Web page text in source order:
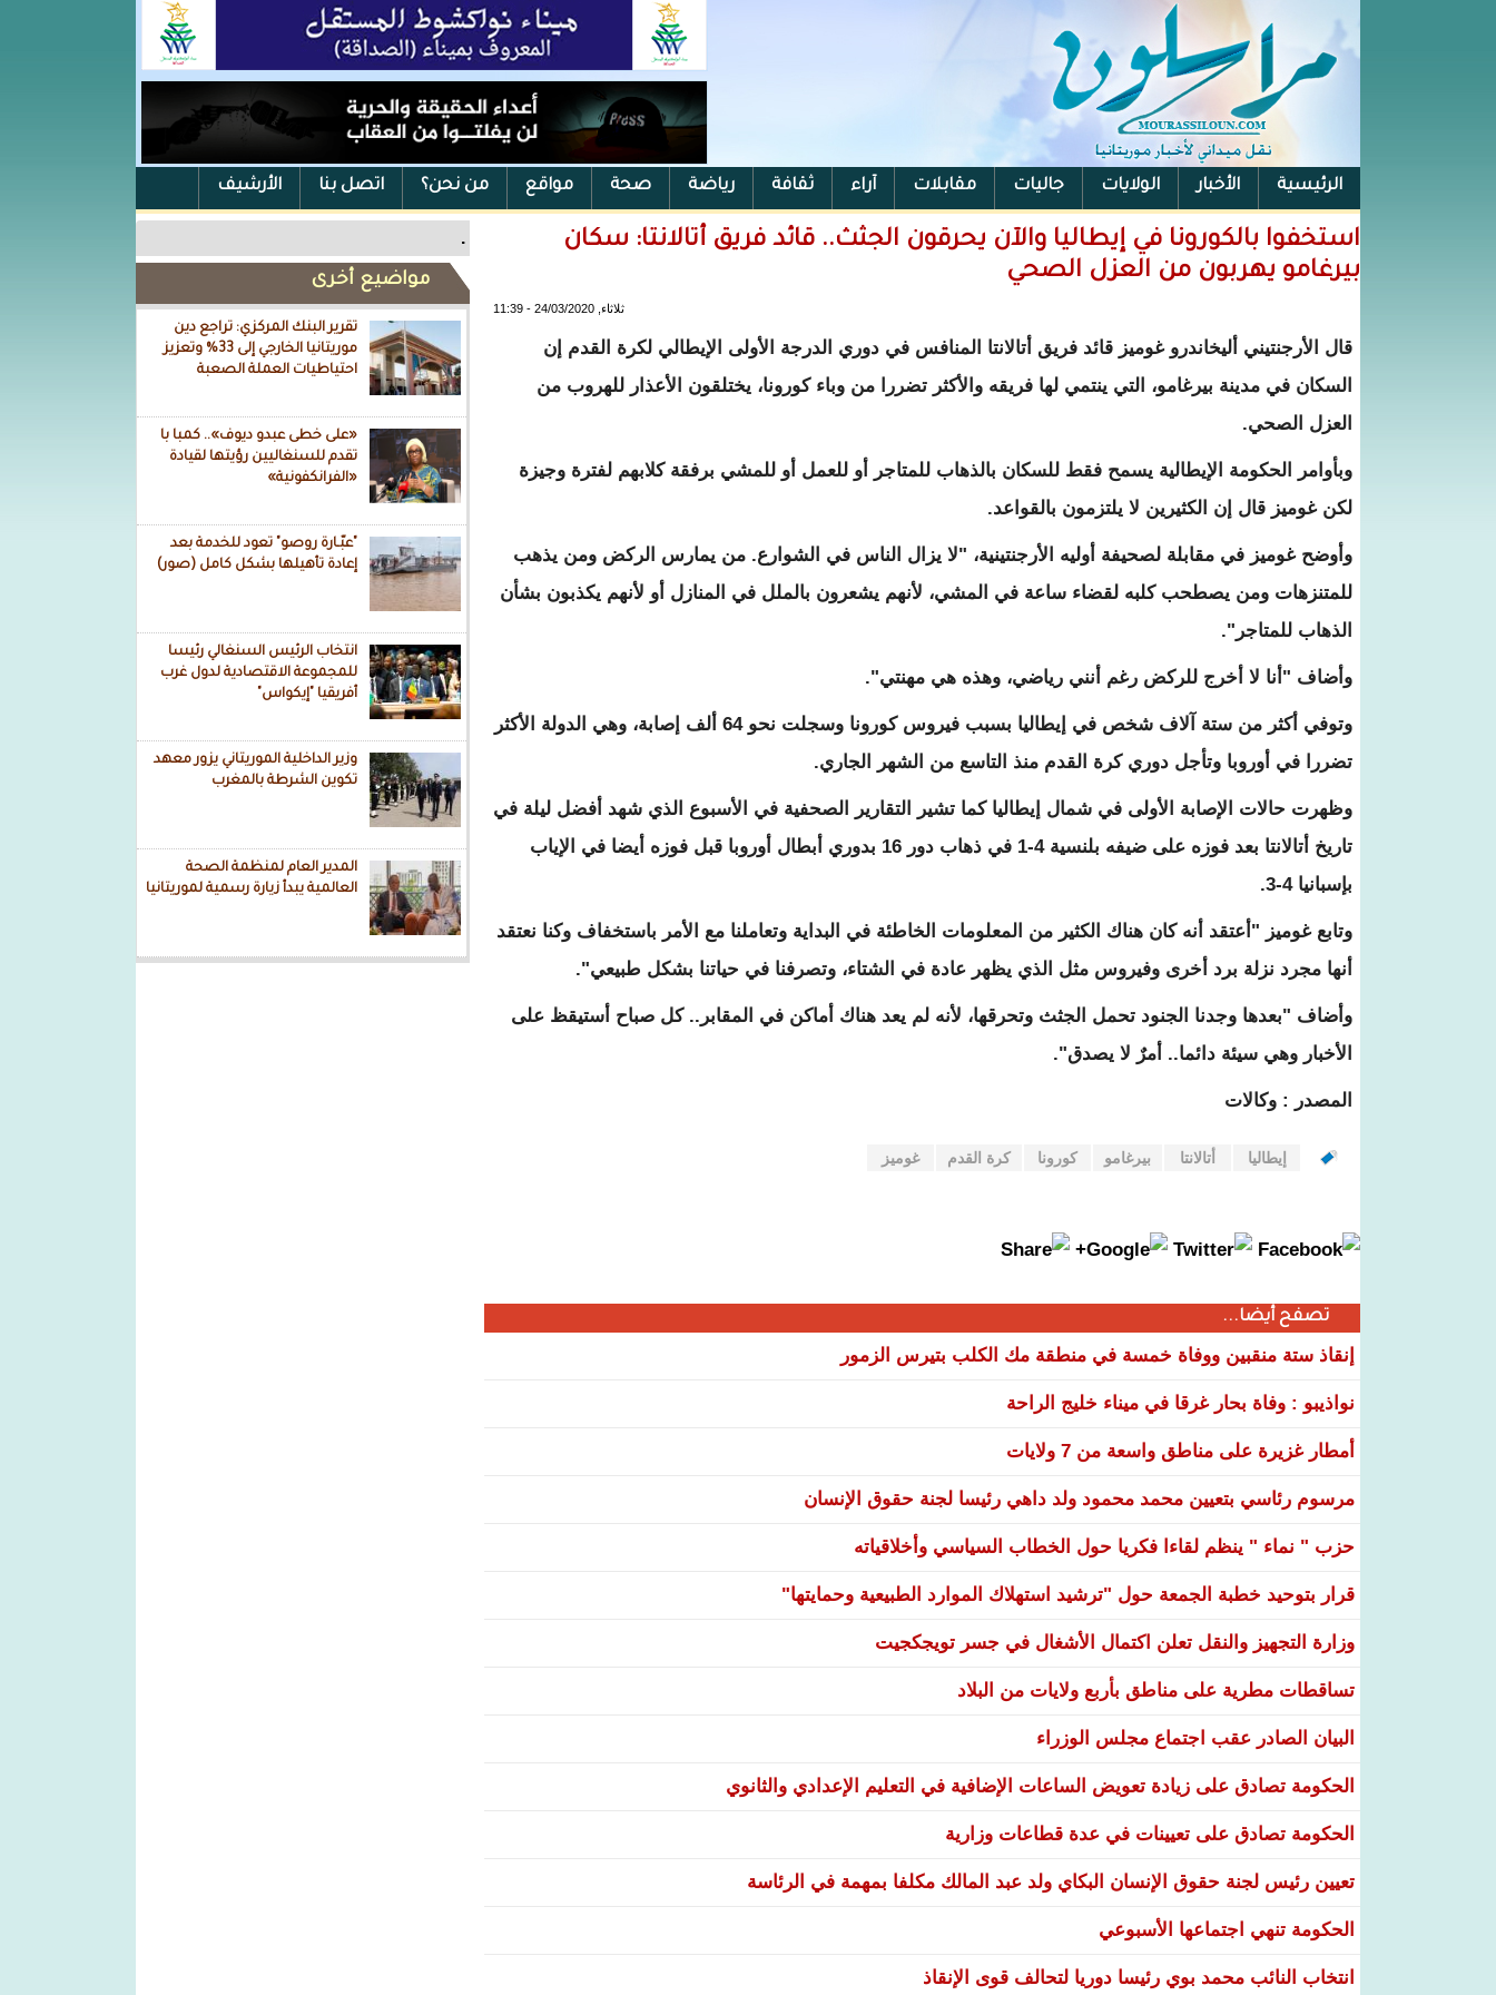
الرئيسية الأخبار الولايات جاليات مقابلات آراء ثقافة رياضة صحة مواقع من نحن؟ اتصل بنا الأرشيف
الفيس بوك .
مواضيع أخرى
تقرير البنك المركزي: تراجع دين
موريتانيا الخارجي إلى 33% وتعزيز
احتياطيات العملة الصعبة
«على خطى عبدو ديوف».. كمبا با
تقدم للسنغاليين رؤيتها لقيادة
«الفرانكفونية»
"عبّـارة روصو" تعود للخدمة بعد
إعادة تأهيلها بشكل كامل (صور)
انتخاب الرئيس السنغالي رئيسا
للمجموعة الاقتصادية لدول غرب
أفريقيا "إيكواس"
وزير الداخلية الموريتاني يزور معهد
تكوين الشرطة بالمغرب
المدير العام لمنظمة الصحة
العالمية يبدأ زيارة رسمية لموريتانيا
استخفوا بالكورونا في إيطاليا والآن يحرقون الجثث.. قائد فريق أتالانتا: سكان
بيرغامو يهربون من العزل الصحي
ثلاثاء, 24/03/2020 - 11:39
قال الأرجنتيني أليخاندرو غوميز قائد فريق أتالانتا المنافس في دوري الدرجة الأولى الإيطالي لكرة القدم إن
السكان في مدينة بيرغامو، التي ينتمي لها فريقه والأكثر تضررا من وباء كورونا، يختلقون الأعذار للهروب من
العزل الصحي.
وبأوامر الحكومة الإيطالية يسمح فقط للسكان بالذهاب للمتاجر أو للعمل أو للمشي برفقة كلابهم لفترة وجيزة
لكن غوميز قال إن الكثيرين لا يلتزمون بالقواعد.
وأوضح غوميز في مقابلة لصحيفة أوليه الأرجنتينية، "لا يزال الناس في الشوارع. من يمارس الركض ومن يذهب
للمتنزهات ومن يصطحب كلبه لقضاء ساعة في المشي، لأنهم يشعرون بالملل في المنازل أو لأنهم يكذبون بشأن
الذهاب للمتاجر".
وأضاف "أنا لا أخرج للركض رغم أنني رياضي، وهذه هي مهنتي".
وتوفي أكثر من ستة آلاف شخص في إيطاليا بسبب فيروس كورونا وسجلت نحو 64 ألف إصابة، وهي الدولة الأكثر
تضررا في أوروبا وتأجل دوري كرة القدم منذ التاسع من الشهر الجاري.
وظهرت حالات الإصابة الأولى في شمال إيطاليا كما تشير التقارير الصحفية في الأسبوع الذي شهد أفضل ليلة في
تاريخ أتالانتا بعد فوزه على ضيفه بلنسية 4-1 في ذهاب دور 16 بدوري أبطال أوروبا قبل فوزه أيضا في الإياب
بإسبانيا 4-3.
وتابع غوميز "أعتقد أنه كان هناك الكثير من المعلومات الخاطئة في البداية وتعاملنا مع الأمر باستخفاف وكنا نعتقد
أنها مجرد نزلة برد أخرى وفيروس مثل الذي يظهر عادة في الشتاء، وتصرفنا في حياتنا بشكل طبيعي".
وأضاف "بعدها وجدنا الجنود تحمل الجثث وتحرقها، لأنه لم يعد هناك أماكن في المقابر.. كل صباح أستيقظ على
الأخبار وهي سيئة دائما.. أمرٌ لا يصدق".
المصدر : وكالات
إيطاليا أتالانتا بيرغامو كورونا كرة القدم غوميز
تصفح أيضا...
إنقاذ ستة منقبين ووفاة خمسة في منطقة مك الكلب بتيرس الزمور
نواذيبو : وفاة بحار غرقا في ميناء خليج الراحة
أمطار غزيرة على مناطق واسعة من 7 ولايات
مرسوم رئاسي بتعيين محمد محمود ولد داهي رئيسا لجنة حقوق الإنسان
حزب " نماء " ينظم لقاءا فكريا حول الخطاب السياسي وأخلاقياته
قرار بتوحيد خطبة الجمعة حول "ترشيد استهلاك الموارد الطبيعية وحمايتها"
وزارة التجهيز والنقل تعلن اكتمال الأشغال في جسر تويجكجيت
تساقطات مطرية على مناطق بأربع ولايات من البلاد
البيان الصادر عقب اجتماع مجلس الوزراء
الحكومة تصادق على زيادة تعويض الساعات الإضافية في التعليم الإعدادي والثانوي
الحكومة تصادق على تعيينات في عدة قطاعات وزارية
تعيين رئيس لجنة حقوق الإنسان البكاي ولد عبد المالك مكلفا بمهمة في الرئاسة
الحكومة تنهي اجتماعها الأسبوعي
انتخاب النائب محمد بوي رئيسا دوريا لتحالف قوى الإنقاذ